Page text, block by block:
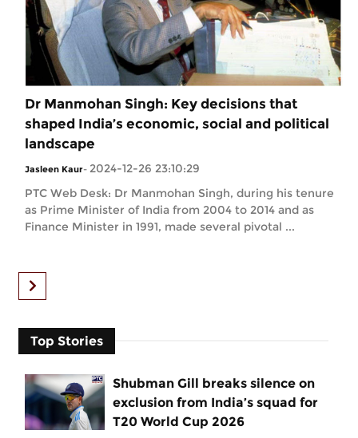
Dr Manmohan Singh: Key decisions that
shaped India’s economic, social and political
landscape
Jasleen Kaur- 2024-12-26 23:10:29
PTC Web Desk: Dr Manmohan Singh, during his tenure
as Prime Minister of India from 2004 to 2014 and as
Finance Minister in 1991, made several pivotal ...
Top Stories
Shubman Gill breaks silence on
exclusion from India’s squad for
T20 World Cup 2026